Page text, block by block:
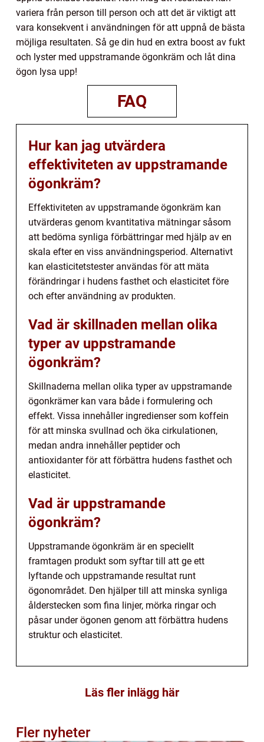
variera från person till person och att det är viktigt att
vara konsekvent i användningen för att uppnå de bästa
möjliga resultaten. Så ge din hud en extra boost av fukt
och lyster med uppstramande ögonkräm och låt dina
ögon lysa upp!
FAQ
Hur kan jag utvärdera
effektiviteten av uppstramande
ögonkräm?
Effektiviteten av uppstramande ögonkräm kan
utvärderas genom kvantitativa mätningar såsom
att bedöma synliga förbättringar med hjälp av en
skala efter en viss användningsperiod. Alternativt
kan elasticitetstester användas för att mäta
förändringar i hudens fasthet och elasticitet före
och efter användning av produkten.
Vad är skillnaden mellan olika
typer av uppstramande
ögonkräm?
Skillnaderna mellan olika typer av uppstramande
ögonkrämer kan vara både i formulering och
effekt. Vissa innehåller ingredienser som koffein
för att minska svullnad och öka cirkulationen,
medan andra innehåller peptider och
antioxidanter för att förbättra hudens fasthet och
elasticitet.
Vad är uppstramande
ögonkräm?
Uppstramande ögonkräm är en speciellt
framtagen produkt som syftar till att ge ett
lyftande och uppstramande resultat runt
ögonområdet. Den hjälper till att minska synliga
ålderstecken som fina linjer, mörka ringar och
påsar under ögonen genom att förbättra hudens
struktur och elasticitet.
Läs fler inlägg här
Fler nyheter